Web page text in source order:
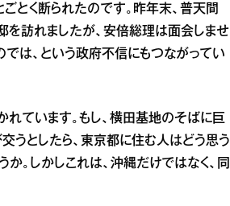
とく断られたのです。昨年末、普天間
訪れましたが、安倍総理は面会しませ
では、という政府不信にもつながってい
ています。もし、横田基地のそばに巨
うとしたら、東京都に住む人はどう思う
。しかしこれは、沖縄だけではなく、同